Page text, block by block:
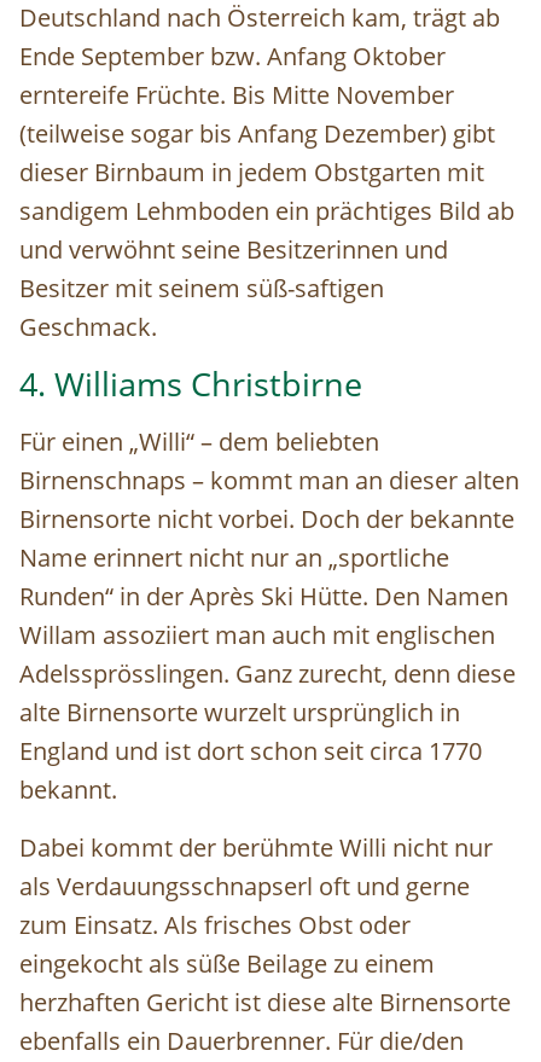
Deutschland nach Österreich kam, trägt ab
Ende September bzw. Anfang Oktober
erntereife Früchte. Bis Mitte November
(teilweise sogar bis Anfang Dezember) gibt
dieser Birnbaum in jedem Obstgarten mit
sandigem Lehmboden ein prächtiges Bild ab
und verwöhnt seine Besitzerinnen und
Besitzer mit seinem süß-saftigen
Geschmack.
4. Williams Christbirne
Für einen „Willi“ – dem beliebten
Birnenschnaps – kommt man an dieser alten
Birnensorte nicht vorbei. Doch der bekannte
Name erinnert nicht nur an „sportliche
Runden“ in der Après Ski Hütte. Den Namen
Willam assoziiert man auch mit englischen
Adelssprösslingen. Ganz zurecht, denn diese
alte Birnensorte wurzelt ursprünglich in
England und ist dort schon seit circa 1770
bekannt.
Dabei kommt der berühmte Willi nicht nur
als Verdauungsschnapserl oft und gerne
zum Einsatz. Als frisches Obst oder
eingekocht als süße Beilage zu einem
herzhaften Gericht ist diese alte Birnensorte
ebenfalls ein Dauerbrenner. Für die/den